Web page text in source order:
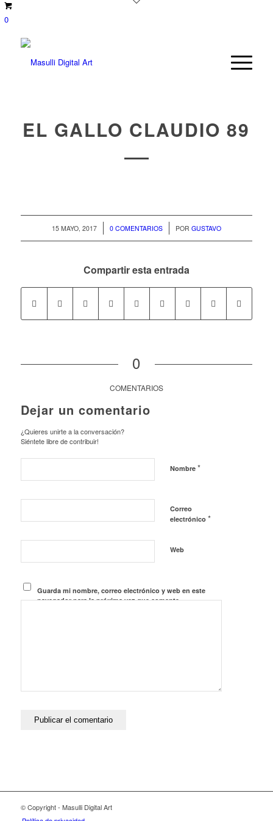
0
EL GALLO CLAUDIO 89
15 MAYO, 2017
/ 0 COMENTARIOS
/ POR GUSTAVO
Compartir esta entrada
0
COMENTARIOS
Dejar un comentario
¿Quieres unirte a la conversación?
Siéntete libre de contribuir!
Nombre *
Correo
electrónico *
Web
Guarda mi nombre, correo electrónico y web en este
navegador para la próxima vez que comente.
© Copyright - Masulli Digital Art